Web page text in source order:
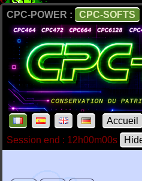
CPC-POWER : CPC-SOFTS
Accueil
Session end : 12h00m00s